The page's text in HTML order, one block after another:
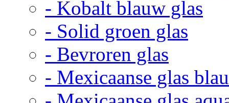
- Kobalt blauw glas
- Solid groen glas
- Bevroren glas
- Mexicaanse glas